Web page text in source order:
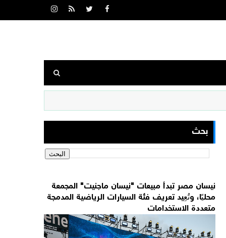
بحث
نيسان مصر تبدأ مبيعات "نيسان ماجنيت" المجمعة
محليًا، وتُعِيد تعريف فئة السيارات الرياضية المدمجة
متعددة الاستخدامات